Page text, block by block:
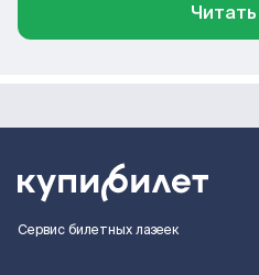
Сервис билетных лазеек